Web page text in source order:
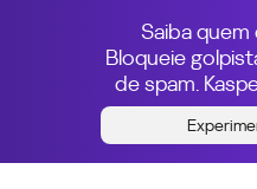
Saiba quem
Bloqueie
de spam.
número